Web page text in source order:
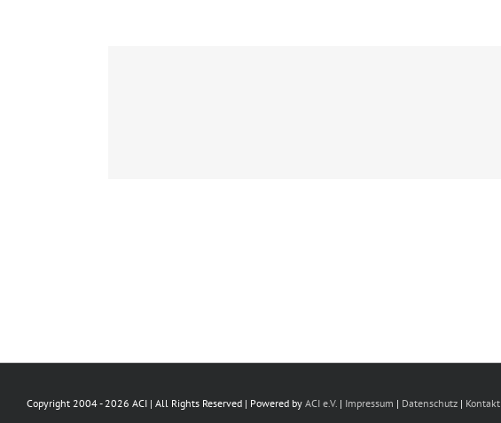
Copyright 2004 -2026 ACI | All Rights Reserved | Powered by ACI e.V. | Impressum | Datenschutz | Kontakt